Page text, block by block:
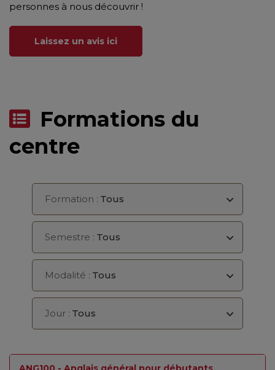
personnes à nous découvrir !
Laissez un avis ici
Formations du
centre
Formation : Tous
Semestre : Tous
Modalité : Tous
Jour : Tous